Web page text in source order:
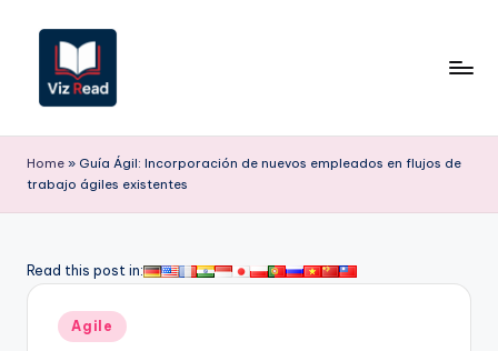
contenido
iz
R
a
Home » Guía Ágil: Incorporación de nuevos empleados en flujos de
trabajo ágiles existentes
Read this post in:
Publicado
en
Agile